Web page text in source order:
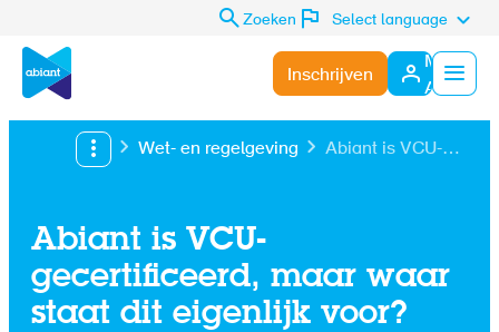
Zoeken Select language
Inschrijven
Mijn
Abiant
Wet- en regelgeving
Abiant is VCU-
Abiant is VCU-
gecertificeerd, maar waar
staat dit eigenlijk voor?